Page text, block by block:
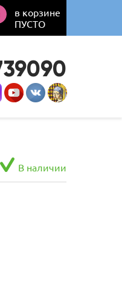
в корзине
ПУСТО
В наличии